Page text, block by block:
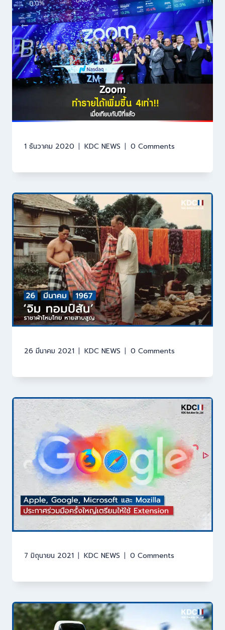
1 ธันวาคม 2020 KDC NEWS 0 Comments
26 มีนาคม 2021 KDC NEWS 0 Comments
7 มิถุนายน 2021 KDC NEWS 0 Comments